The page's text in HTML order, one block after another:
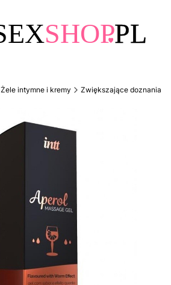
Żele intymne i kremy Zwiększające doznania